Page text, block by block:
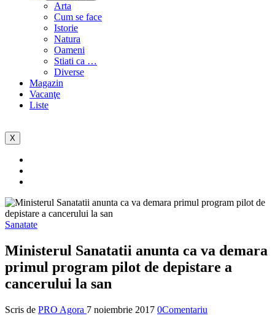
Arta
Cum se face
Istorie
Natura
Oameni
Stiati ca …
Diverse
Magazin
Vacanţe
Liste
X
Sanatate
Ministerul Sanatatii anunta ca va demara
primul program pilot de depistare a
cancerului la san
Scris de PRO Agora 7 noiembrie 2017 0Comentariu